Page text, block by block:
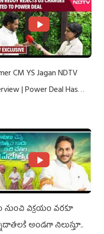
CM YS Jagan NDTV
| Power Deal Has
నుంచి విక్రయం వరకూ
అండగా నిలుస్తూ..